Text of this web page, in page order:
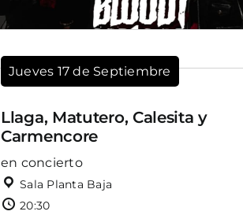
Jueves 17 de Septiembre
Llaga, Matutero, Calesita y
Carmencore
en concierto
Sala Planta Baja
20:30